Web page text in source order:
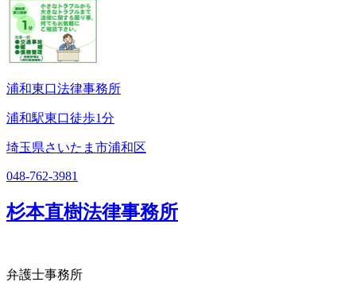
浦和東口法律事務所
浦和駅東口徒歩1分
埼玉県さいたま市浦和区
048-762-3981
杉本直樹法律事務所
弁護士事務所